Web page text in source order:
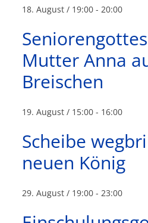
18. August / 19:00 -20:00
Mutter Anna
Breischen
19. August / 15:00 - 16:00
Scheibe
neuen König
29. August / 19:00 -23:00